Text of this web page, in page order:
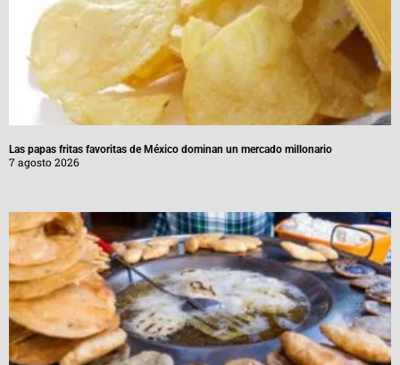
Las papas fritas favoritas de México dominan un mercado millonario
7 agosto 2026